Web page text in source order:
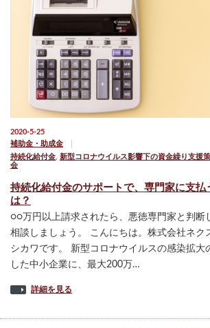
2020-5-25
補助金・助成金
持続化給付金 新型コロナウイルス影響下の資金繰り支援策
会
持続化給付金のサポートで、専門家に支払
は？
○○万円以上請求されたら、悪徳専門家と判断
相談しましょう。 こんにちは。株式会社ネク
シカワです。 新型コロナウイルスの感染拡大
した中小企業に、最大200万…
詳細を見る